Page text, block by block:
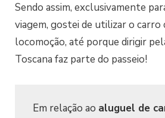
Sendo assim, exclusivamente
viagem, gostei de utilizar o carro
locomoção, até porque dirigir
Toscana faz parte do passeio!
Em relação ao aluguel de